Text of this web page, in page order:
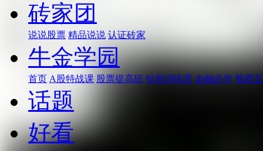
砖家团
说说股票 精品说说 认证砖家
牛金学园
首页 A股特战课 股票提高班 投资训练营 金融必学 股票
话题
好看